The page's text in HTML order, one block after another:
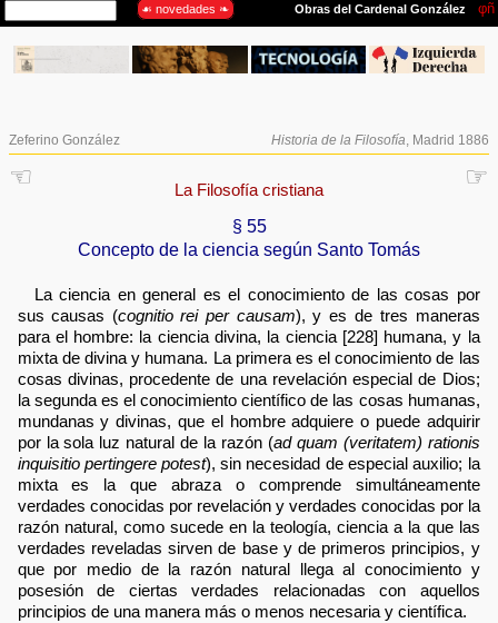
Zeferino González Historia de la Filosofía , Madrid 1886
☜ ☞
La Filosofía cristiana
§ 55
Concepto de la ciencia según Santo Tomás
La ciencia en general es el conocimiento de las cosas por
sus causas (cognitio rei per causam), y es de tres maneras
para el hombre: la ciencia divina, la ciencia [228] humana, y la
mixta de divina y humana. La primera es el conocimiento de las
cosas divinas, procedente de una revelación especial de Dios;
la segunda es el conocimiento científico de las cosas humanas,
mundanas y divinas, que el hombre adquiere o puede adquirir
por la sola luz natural de la razón (ad quam (veritatem) rationis
inquisitio pertingere potest), sin necesidad de especial auxilio; la
mixta es la que abraza o comprende simultáneamente
verdades conocidas por revelación y verdades conocidas por la
razón natural, como sucede en la teología, ciencia a la que las
verdades reveladas sirven de base y de primeros principios, y
que por medio de la razón natural llega al conocimiento y
posesión de ciertas verdades relacionadas con aquellos
principios de una manera más o menos necesaria y científica.